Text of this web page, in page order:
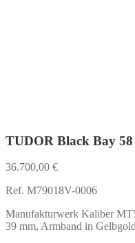
TUDOR Black Bay
36.700,00 €
Ref. M79018V-0006
Manufakturwerk Kaliber
39 mm, Armband in